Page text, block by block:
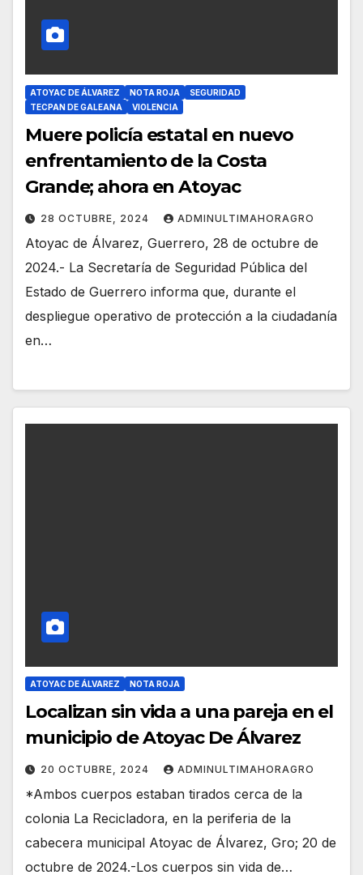
ATOYAC DE ÁLVAREZ NOTA ROJA
SEGURIDAD
TECPAN DE GALEANA
VIOLENCIA
Muere policía estatal en nuevo
enfrentamiento de la Costa
Grande; ahora en Atoyac
28 OCTUBRE, 2024 ADMINULTIMAHORAGRO
Atoyac de Álvarez, Guerrero, 28 de octubre de
2024.- La Secretaría de Seguridad Pública del
Estado de Guerrero informa que, durante el
despliegue operativo de protección a la ciudadanía
en…
ATOYAC DE ÁLVAREZ NOTA ROJA
Localizan sin vida a una pareja en el
municipio de Atoyac De Álvarez
20 OCTUBRE, 2024 ADMINULTIMAHORAGRO
*Ambos cuerpos estaban tirados cerca de la
colonia La Recicladora, en la periferia de la
cabecera municipal Atoyac de Álvarez, Gro; 20 de
octubre de 2024.-Los cuerpos sin vida de…